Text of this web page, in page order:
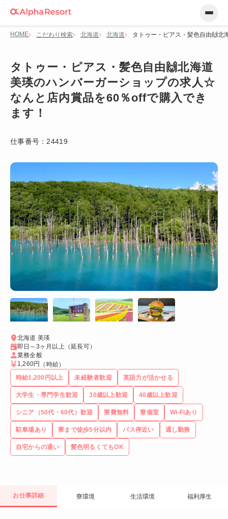
HOME こだわり検索 北海道 北海道 タトゥー・ピアス・髪色自由🙌
タトゥー・ピアス・髪色自由🙌北海道
美瑛のハンバーガーショップの求人☆
なんと店内賞品を60％offで購入でき
ます！
仕事番号： 24419
北海道 美瑛
即日～3ヶ月以上（延長可）
業務全般
1,260円
（時給）
時給1,200円以上
未経験者歓迎 英語力が活かせる
大学生・専門学生歓迎 30歳以上歓迎 40歳以上歓迎
シニア（50代・60代）歓迎 寮費無料 寮個室 Wi-Fiあり
駐車場あり 寮まで徒歩5分以内 バス停近い 通し勤務
自宅からの通い 髪色明るくてもOK
お仕事詳細 寮環境 生活環境 福利厚生